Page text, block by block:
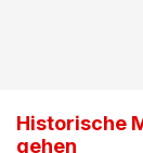
Historische
gehen